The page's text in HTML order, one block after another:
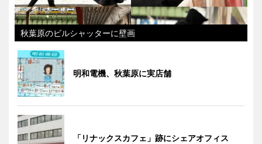
秋葉原のビルシャッターに壁画
明和電機、秋葉原に実店舗
「リナックスカフェ」跡にシェアオフィス